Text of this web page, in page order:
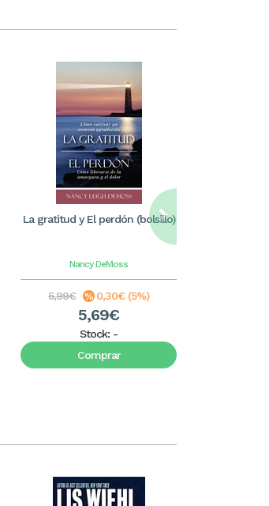
La gratitud y El perdón (bolsillo)
Nancy DeMoss
5,99€ 0,30€ (5%)
5,69€
Stock: -
Comprar